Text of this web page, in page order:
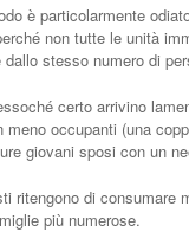
è particolarmente
non tutte le unità
stesso numero di
certo arrivino
meno occupanti (una
giovani sposi con un
ritengono di consumare
più numerose.